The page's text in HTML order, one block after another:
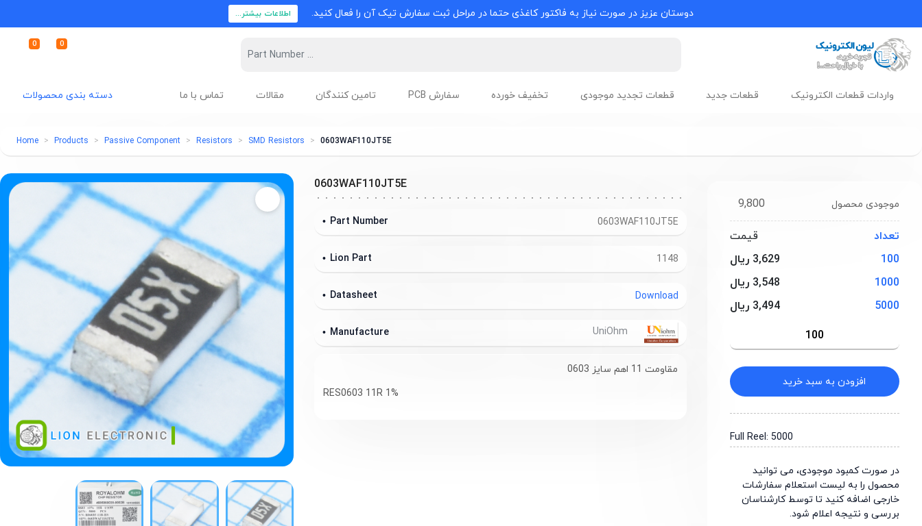
دوستان عزیز در صورت نیاز به فاکتور کاغذی حتما در مراحل ثبت سفارش تیک آن را فعال کنید. اطلاعات بیشتر...
0 0
دسته بندی محصولات واردات قطعات الکترونیک قطعات جدید قطعات تجدید موجودی تخفیف خورده سفارش PCB تامین کنندگان مقالات تماس با ما
Home Products Passive Component Resistors SMD Resistors 0603WAF110JT5E
9,800 موجودی محصول
تعداد
قیمت
100
3,629 ریال
1000
3,548 ریال
5000
3,494 ریال
افزودن به سبد خرید
Full Reel: 5000
در صورت کمبود موجودی، می توانید
محصول را به لیست استعلام سفارشات
خارجی اضافه کنید تا توسط کارشناسان
بررسی و نتیجه اعلام شود.
0603WAF110JT5E
0603WAF110JT5E
Part Number
1148
Lion Part
Download
Datasheet
Manufacture
مقاومت 11 اهم سایز 0603
RES0603 11R 1%